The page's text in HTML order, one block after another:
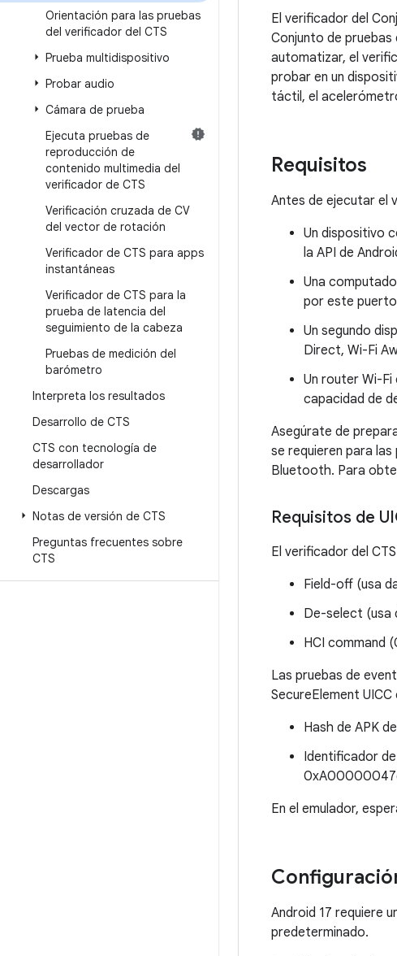
Orientación para las pruebas
del verificador del CTS
Prueba multidispositivo
Probar audio
Cámara de prueba
Ejecuta pruebas de
reproducción de
contenido multimedia del
verificador de CTS
Verificación cruzada de CV
del vector de rotación
Verificador de CTS para apps
instantáneas
Verificador de CTS para la
prueba de latencia del
seguimiento de la cabeza
Pruebas de medición del
barómetro
Interpreta los resultados
Desarrollo de CTS
CTS con tecnología de
desarrollador
Descargas
Notas de versión de CTS
Preguntas frecuentes sobre
CTS
El verificador del
Conjunto de pruebas
automatizar, el
probar en un
táctil, el
Requisitos
Antes de ejecutar el
Un dispositivo
la API de
Una
por este
Un segundo
Direct, Wi-Fi
Un router Wi-
capacidad de
Asegúrate de
se requieren para las
Bluetooth. Para
Requisitos de
El verificador del
Field-off (usa
De-select (usa
HCI command
Las pruebas de
SecureElement
Hash de APK
Identificador
En el emulador,
Android 17 requiere
predeterminado.